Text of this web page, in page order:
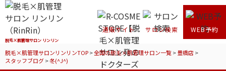
脱毛×肌管理サロン リンリン
通販サイト サロン検索 WEB予約
脱毛×肌管理サロンリンリンTOP>全国の脱毛×肌管理サロン一覧>豊橋店>
スタッフブログ>冬(^J^)